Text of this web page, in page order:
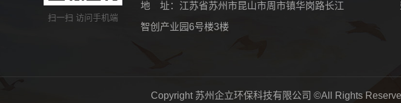
扫一扫 访问手机端
地 址：江苏省苏州市昆山市周市镇华岗路长江
智创产业园6号楼3楼
Copyright 苏州企立环保科技有限公司 ©All Rights